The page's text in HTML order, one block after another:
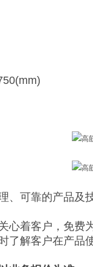
、可靠的产品及
心着客户，免费
了解客户在产品